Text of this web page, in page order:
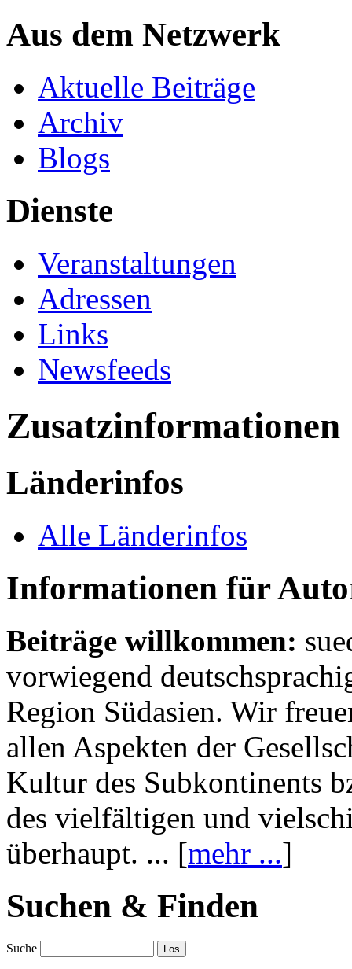
Aus dem Netzwerk
Aktuelle Beiträge
Archiv
Blogs
Dienste
Veranstaltungen
Adressen
Links
Newsfeeds
Zusatzinformationen
Länderinfos
Alle Länderinfos
Informationen für
Beiträge willkommen:
vorwiegend
Region Südasien. Wir
allen Aspekten der
Kultur des Subkontinents
des vielfältigen und
überhaupt. ... [mehr ...]
Suchen & Finden
Suche